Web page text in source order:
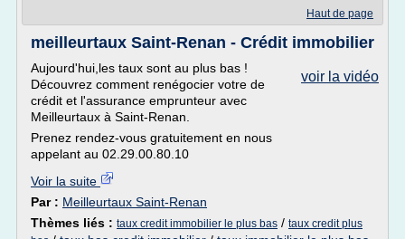
Haut de page
meilleurtaux Saint-Renan - Crédit immobilier
voir la vidéo
Aujourd'hui,les taux sont au plus bas !
Découvrez comment renégocier votre de
crédit et l'assurance emprunteur avec
Meilleurtaux à Saint-Renan.
Prenez rendez-vous gratuitement en nous
appelant au 02.29.00.80.10
Voir la suite
Par : Meilleurtaux Saint-Renan
Thèmes liés : taux credit immobilier le plus bas / taux credit plus